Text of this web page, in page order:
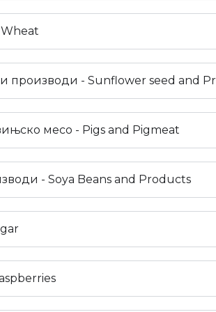
производи - Sunflower seed and
месо - Pigs and Pigmeat
- Soya Beans and Products